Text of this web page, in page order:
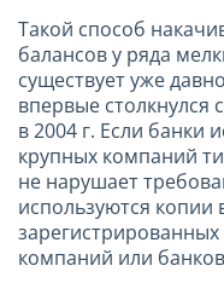
Такой способ
балансов у ряда
существует уже
впервые
в2004 г. Если банки
крупных компаний
не нарушает
используются копии
зарегистрированных
компаний или